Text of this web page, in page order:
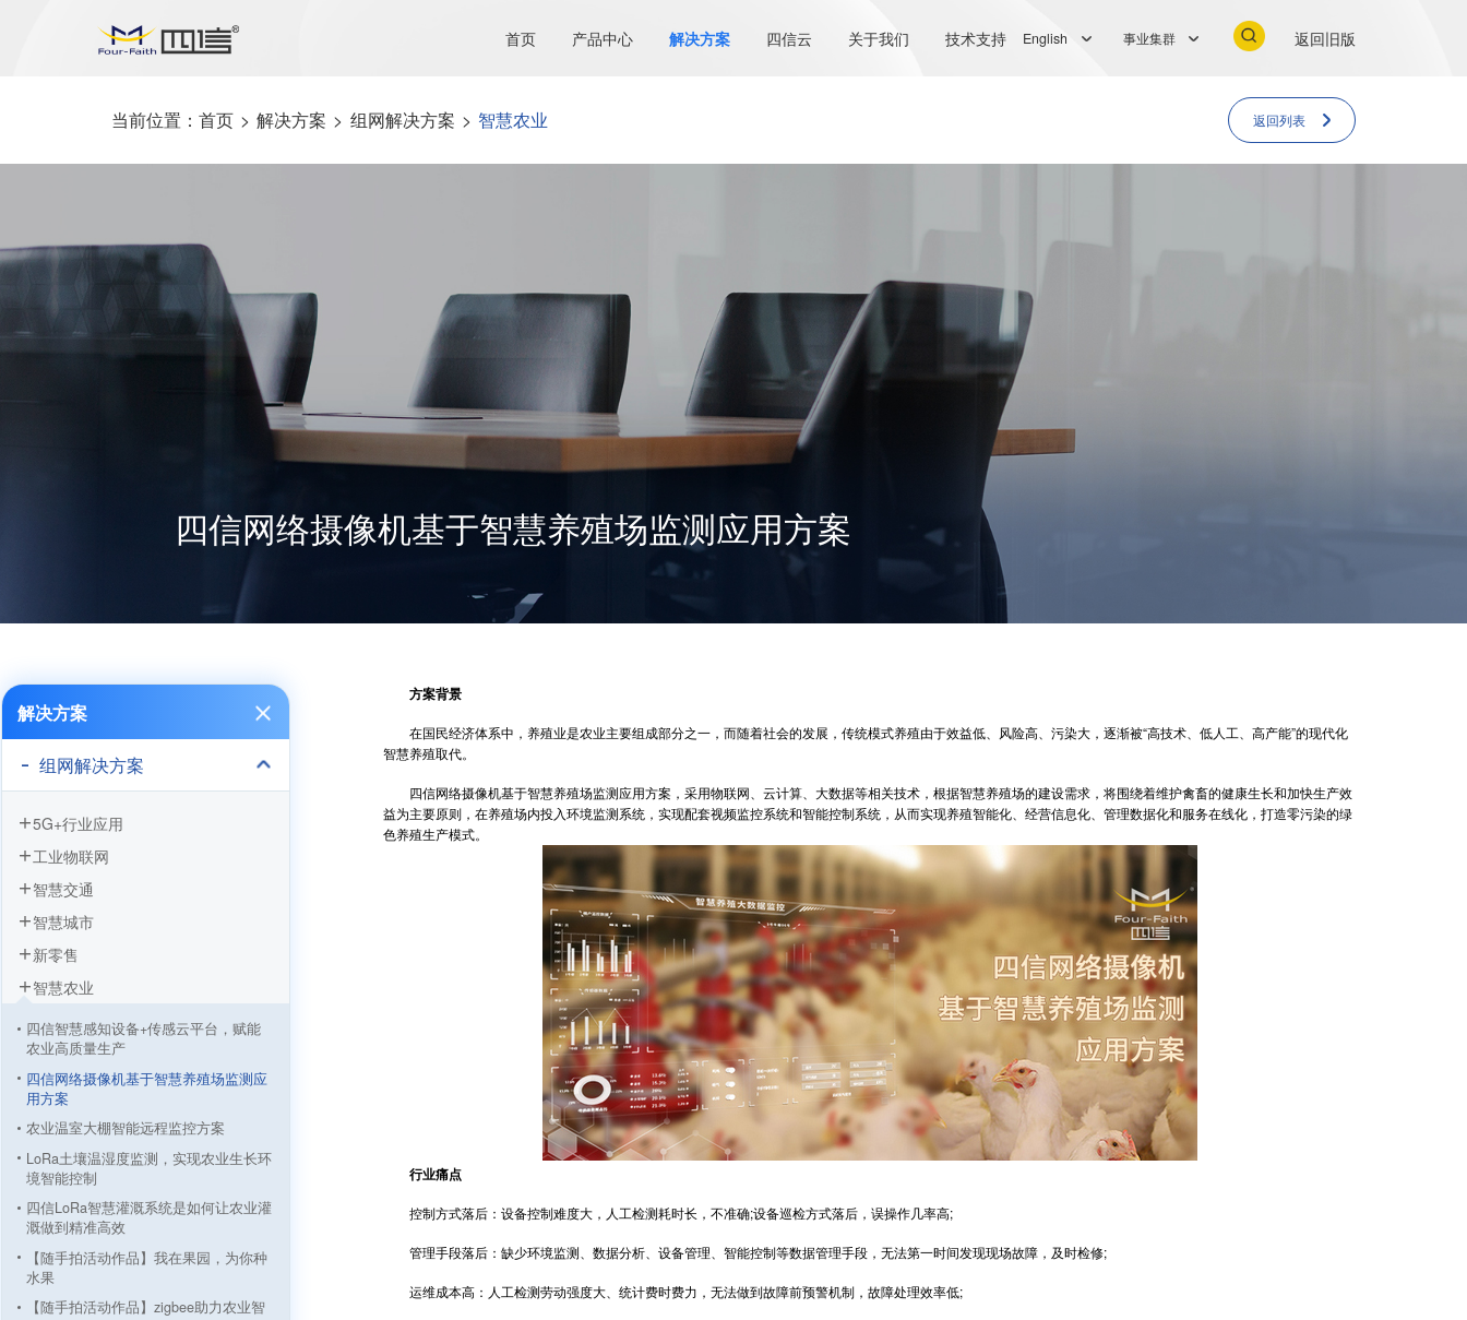
首页 产品中心 解决方案 四信云 关于我们 技术支持 English 事业集群 返回旧版
当前位置： 首页 > 解决方案 > 组网解决方案 > 智慧农业 返回列表
四信网络摄像机基于智慧养殖场监测应用方案
解决方案
组网解决方案
5G+行业应用
工业物联网
智慧交通
智慧城市
新零售
智慧农业
四信智慧感知设备+传感云平台，赋能
农业高质量生产
四信网络摄像机基于智慧养殖场监测应
用方案
农业温室大棚智能远程监控方案
LoRa土壤温湿度监测，实现农业生长环
境智能控制
四信LoRa智慧灌溉系统是如何让农业灌
溉做到精准高效
【随手拍活动作品】我在果园，为你种
水果
【随手拍活动作品】zigbee助力农业智
方案背景
在国民经济体系中，养殖业是农业主要组成部分之一，而随着社会的发展，传统模式养殖由于效益低、风险高、污染大，逐渐被“高技术、低人工、高产能”的现代化
智慧养殖取代。
四信网络摄像机基于智慧养殖场监测应用方案，采用物联网、云计算、大数据等相关技术，根据智慧养殖场的建设需求，将围绕着维护禽畜的健康生长和加快生产效
益为主要原则，在养殖场内投入环境监测系统，实现配套视频监控系统和智能控制系统，从而实现养殖智能化、经营信息化、管理数据化和服务在线化，打造零污染的绿
色养殖生产模式。
行业痛点
控制方式落后：设备控制难度大，人工检测耗时长，不准确;设备巡检方式落后，误操作几率高;
管理手段落后：缺少环境监测、数据分析、设备管理、智能控制等数据管理手段，无法第一时间发现现场故障，及时检修;
运维成本高：人工检测劳动强度大、统计费时费力，无法做到故障前预警机制，故障处理效率低;